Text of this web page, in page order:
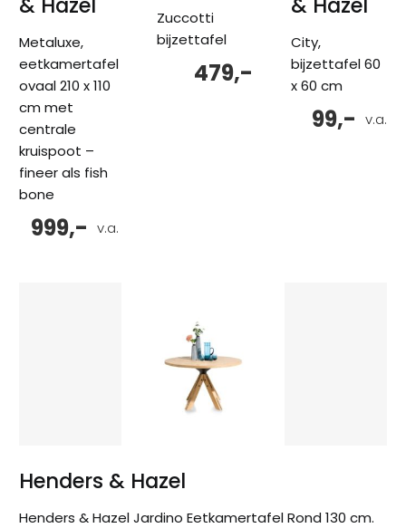
Metaluxe,
eetkamertafel
ovaal 210 x 110
cm met
centrale
kruispoot –
fineer als fish
bone
v.a.
999,-
Zuccotti
bijzettafel
479,-
City,
bijzettafel 60
x 60 cm
v.a.
99,-
Henders & Hazel
Henders & Hazel Jardino Eetkamertafel Rond 130 cm.